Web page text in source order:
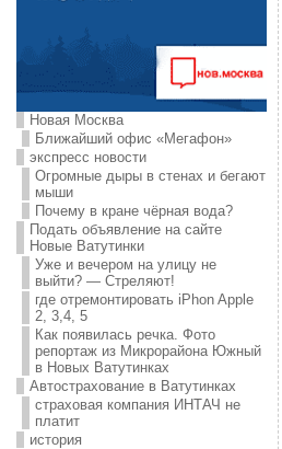
Новая Москва
Ближайший офис «Мегафон»
экспресс новости
Огромные дыры в стенах и бегают
мыши
Почему в кране чёрная вода?
Подать объявление на сайте
Новые Ватутинки
Уже и вечером на улицу не
выйти? — Стреляют!
где отремонтировать iPhon Apple
2, 3,4, 5
Как появилась речка. Фото
репортаж из Микрорайона Южный
в Новых Ватутинках
Автострахование в Ватутинках
страховая компания ИНТАЧ не
платит
история